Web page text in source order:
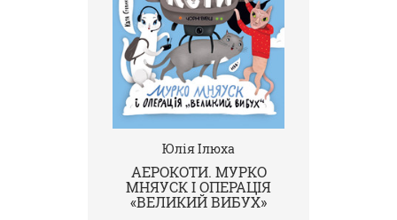
Юлія Ілюха
АЕРОКОТИ. МУРКО
МНЯУСК І ОПЕРАЦІЯ
«ВЕЛИКИЙ ВИБУХ»